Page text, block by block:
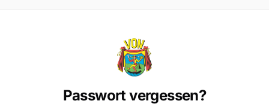
Passwort vergessen?